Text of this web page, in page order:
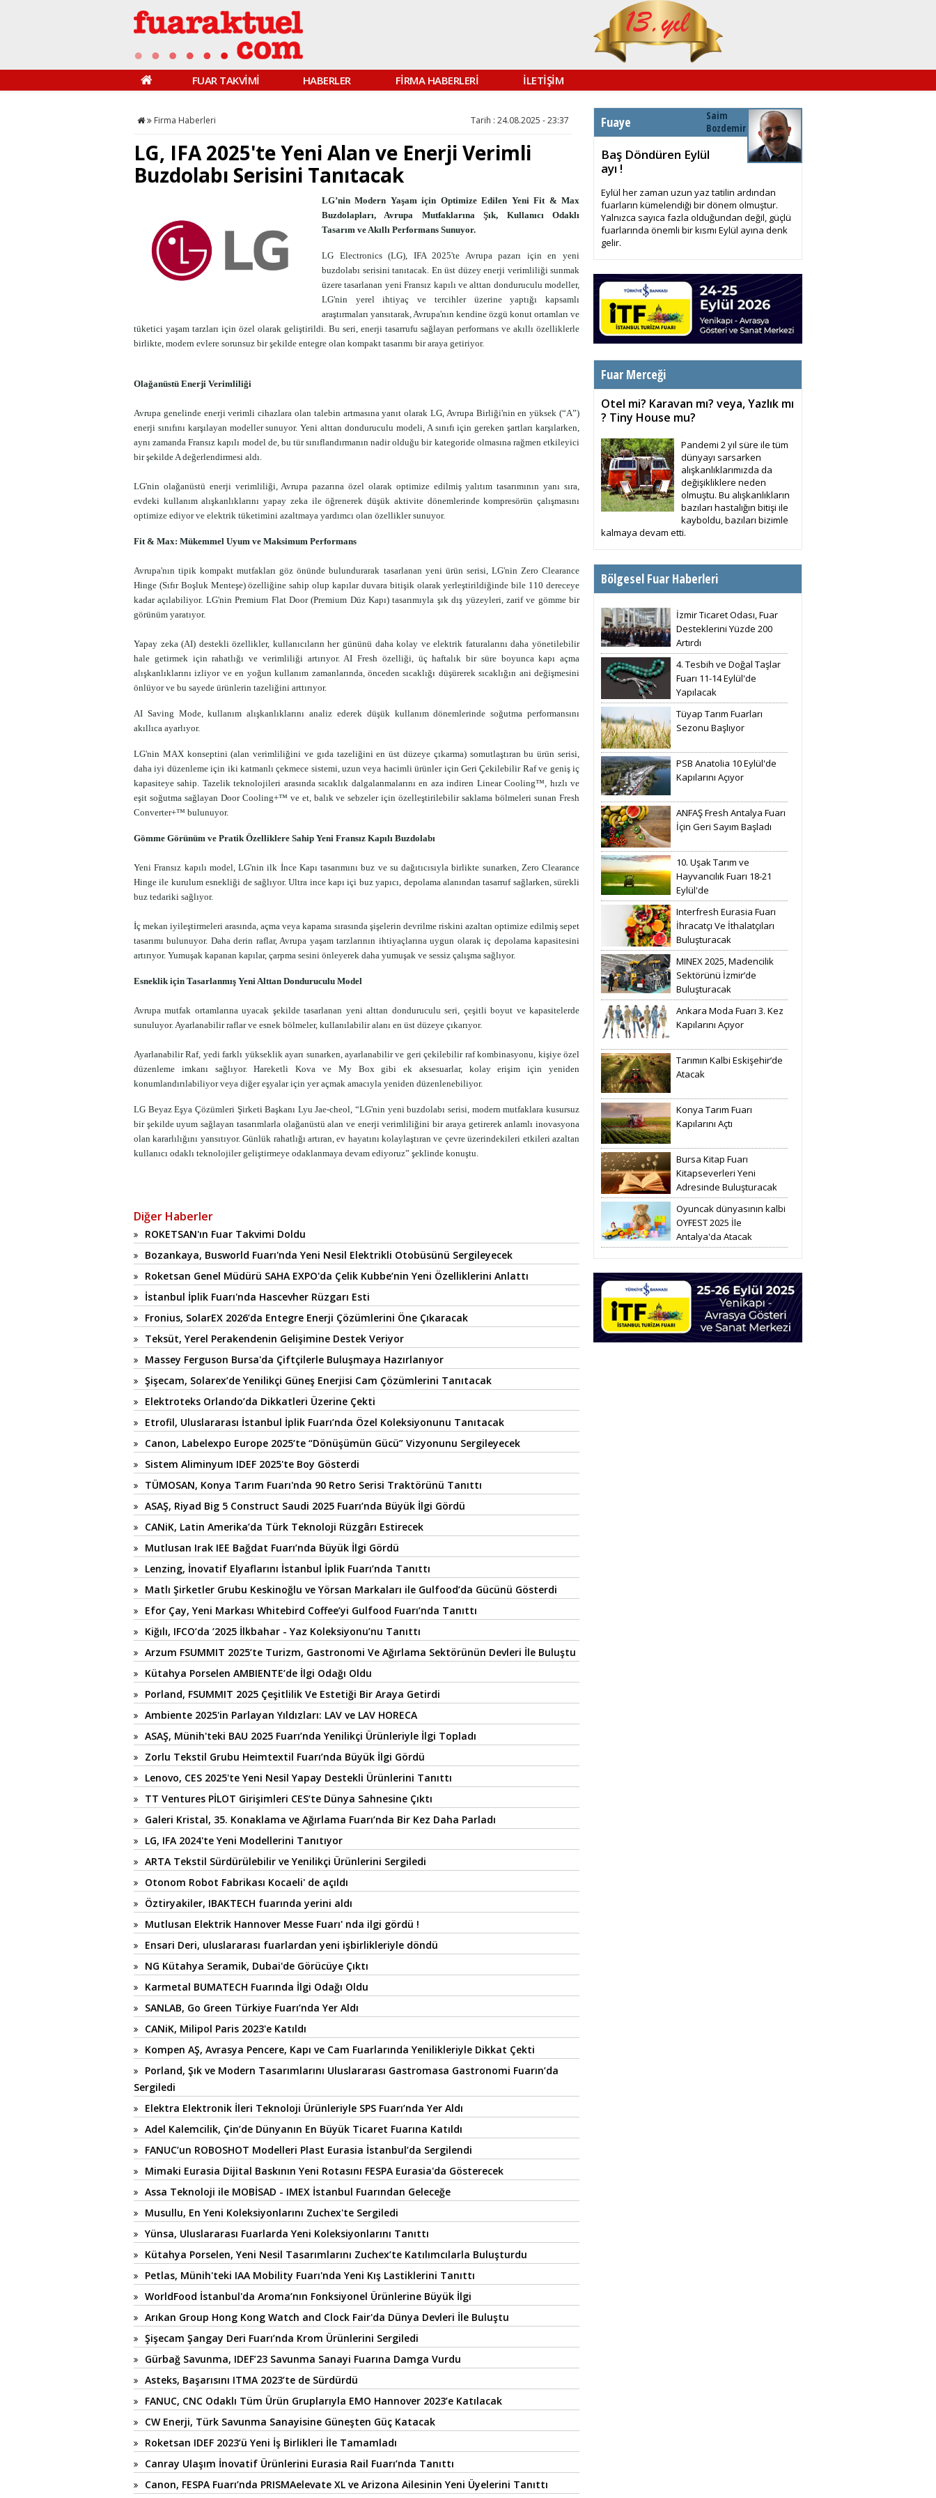
FUAR TAKVİMİ HABERLER FİRMA HABERLERİ İLETİŞİM
Firma Haberleri Tarih : 24.08.2025 - 23:37
LG, IFA 2025'te Yeni Alan ve Enerji Verimli
Buzdolabı Serisini Tanıtacak
LG’nin Modern Yaşam için Optimize Edilen Yeni Fit & Max
Buzdolapları, Avrupa Mutfaklarına Şık, Kullanıcı Odaklı
Tasarım ve Akıllı Performans Sunuyor.
LG Electronics (LG), IFA 2025'te Avrupa pazarı için en yeni
buzdolabı serisini tanıtacak. En üst düzey enerji verimliliği sunmak
üzere tasarlanan yeni Fransız kapılı ve alttan donduruculu modeller,
LG'nin yerel ihtiyaç ve tercihler üzerine yaptığı kapsamlı
araştırmaları yansıtarak, Avrupa'nın kendine özgü konut ortamları ve
tüketici yaşam tarzları için özel olarak geliştirildi. Bu seri, enerji tasarrufu sağlayan performans ve akıllı özelliklerle
birlikte, modern evlere sorunsuz bir şekilde entegre olan kompakt tasarımı bir araya getiriyor.
Olağanüstü Enerji Verimliliği
Avrupa genelinde enerji verimli cihazlara olan talebin artmasına yanıt olarak LG, Avrupa Birliği'nin en yüksek (“A”)
enerji sınıfını karşılayan modeller sunuyor. Yeni alttan donduruculu modeli, A sınıfı için gereken şartları karşılarken,
aynı zamanda Fransız kapılı model de, bu tür sınıflandırmanın nadir olduğu bir kategoride olmasına rağmen etkileyici
bir şekilde A değerlendirmesi aldı.
LG'nin olağanüstü enerji verimliliği, Avrupa pazarına özel olarak optimize edilmiş yalıtım tasarımının yanı sıra,
evdeki kullanım alışkanlıklarını yapay zeka ile öğrenerek düşük aktivite dönemlerinde kompresörün çalışmasını
optimize ediyor ve elektrik tüketimini azaltmaya yardımcı olan özellikler sunuyor.
Fit & Max: Mükemmel Uyum ve Maksimum Performans
Avrupa'nın tipik kompakt mutfakları göz önünde bulundurarak tasarlanan yeni ürün serisi, LG'nin Zero Clearance
Hinge (Sıfır Boşluk Menteşe) özelliğine sahip olup kapılar duvara bitişik olarak yerleştirildiğinde bile 110 dereceye
kadar açılabiliyor. LG'nin Premium Flat Door (Premium Düz Kapı) tasarımıyla şık dış yüzeyleri, zarif ve gömme bir
görünüm yaratıyor.
Yapay zeka (AI) destekli özellikler, kullanıcıların her gününü daha kolay ve elektrik faturalarını daha yönetilebilir
hale getirmek için rahatlığı ve verimliliği artırıyor. AI Fresh özelliği, üç haftalık bir süre boyunca kapı açma
alışkanlıklarını izliyor ve en yoğun kullanım zamanlarında, önceden sıcaklığı düşürerek sıcaklığın ani değişmesini
önlüyor ve bu sayede ürünlerin tazeliğini arttırıyor.
AI Saving Mode, kullanım alışkanlıklarını analiz ederek düşük kullanım dönemlerinde soğutma performansını
akıllıca ayarlıyor.
LG'nin MAX konseptini (alan verimliliğini ve gıda tazeliğini en üst düzeye çıkarma) somutlaştıran bu ürün serisi,
daha iyi düzenleme için iki katmanlı çekmece sistemi, uzun veya hacimli ürünler için Geri Çekilebilir Raf ve geniş iç
kapasiteye sahip. Tazelik teknolojileri arasında sıcaklık dalgalanmalarını en aza indiren Linear Cooling™, hızlı ve
eşit soğutma sağlayan Door Cooling+™ ve et, balık ve sebzeler için özelleştirilebilir saklama bölmeleri sunan Fresh
Converter+™ bulunuyor.
Gömme Görünüm ve Pratik Özelliklere Sahip Yeni Fransız Kapılı Buzdolabı
Yeni Fransız kapılı model, LG'nin ilk İnce Kapı tasarımını buz ve su dağıtıcısıyla birlikte sunarken, Zero Clearance
Hinge ile kurulum esnekliği de sağlıyor. Ultra ince kapı içi buz yapıcı, depolama alanından tasarruf sağlarken, sürekli
buz tedariki sağlıyor.
İç mekan iyileştirmeleri arasında, açma veya kapama sırasında şişelerin devrilme riskini azaltan optimize edilmiş sepet
tasarımı bulunuyor. Daha derin raflar, Avrupa yaşam tarzlarının ihtiyaçlarına uygun olarak iç depolama kapasitesini
artırıyor. Yumuşak kapanan kapılar, çarpma sesini önleyerek daha yumuşak ve sessiz çalışma sağlıyor.
Esneklik için Tasarlanmış Yeni Alttan Donduruculu Model
Avrupa mutfak ortamlarına uyacak şekilde tasarlanan yeni alttan donduruculu seri, çeşitli boyut ve kapasitelerde
sunuluyor. Ayarlanabilir raflar ve esnek bölmeler, kullanılabilir alanı en üst düzeye çıkarıyor.
Ayarlanabilir Raf, yedi farklı yükseklik ayarı sunarken, ayarlanabilir ve geri çekilebilir raf kombinasyonu, kişiye özel
düzenleme imkanı sağlıyor. Hareketli Kova ve My Box gibi ek aksesuarlar, kolay erişim için yeniden
konumlandırılabiliyor veya diğer eşyalar için yer açmak amacıyla yeniden düzenlenebiliyor.
LG Beyaz Eşya Çözümleri Şirketi Başkanı Lyu Jae-cheol, “LG'nin yeni buzdolabı serisi, modern mutfaklara kusursuz
bir şekilde uyum sağlayan tasarımlarla olağanüstü alan ve enerji verimliliğini bir araya getirerek anlamlı inovasyona
olan kararlılığını yansıtıyor. Günlük rahatlığı artıran, ev hayatını kolaylaştıran ve çevre üzerindekileri etkileri azaltan
kullanıcı odaklı teknolojiler geliştirmeye odaklanmaya devam ediyoruz” şeklinde konuştu.
Diğer Haberler
ROKETSAN'ın Fuar Takvimi Doldu
Bozankaya, Busworld Fuarı'nda Yeni Nesil Elektrikli Otobüsünü Sergileyecek
Roketsan Genel Müdürü SAHA EXPO'da Çelik Kubbe’nin Yeni Özelliklerini Anlattı
İstanbul İplik Fuarı'nda Hascevher Rüzgarı Esti
Fronius, SolarEX 2026’da Entegre Enerji Çözümlerini Öne Çıkaracak
Teksüt, Yerel Perakendenin Gelişimine Destek Veriyor
Massey Ferguson Bursa'da Çiftçilerle Buluşmaya Hazırlanıyor
Şişecam, Solarex’de Yenilikçi Güneş Enerjisi Cam Çözümlerini Tanıtacak
Elektroteks Orlando’da Dikkatleri Üzerine Çekti
Etrofil, Uluslararası İstanbul İplik Fuarı’nda Özel Koleksiyonunu Tanıtacak
Canon, Labelexpo Europe 2025’te “Dönüşümün Gücü” Vizyonunu Sergileyecek
Sistem Aliminyum IDEF 2025'te Boy Gösterdi
TÜMOSAN, Konya Tarım Fuarı'nda 90 Retro Serisi Traktörünü Tanıttı
ASAŞ, Riyad Big 5 Construct Saudi 2025 Fuarı’nda Büyük İlgi Gördü
CANiK, Latin Amerika’da Türk Teknoloji Rüzgârı Estirecek
Mutlusan Irak IEE Bağdat Fuarı’nda Büyük İlgi Gördü
Lenzing, İnovatif Elyaflarını İstanbul İplik Fuarı’nda Tanıttı
Matlı Şirketler Grubu Keskinoğlu ve Yörsan Markaları ile Gulfood’da Gücünü Gösterdi
Efor Çay, Yeni Markası Whitebird Coffee’yi Gulfood Fuarı’nda Tanıttı
Kiğılı, IFCO’da ’2025 İlkbahar - Yaz Koleksiyonu’nu Tanıttı
Arzum FSUMMIT 2025’te Turizm, Gastronomi Ve Ağırlama Sektörünün Devleri İle Buluştu
Kütahya Porselen AMBIENTE’de İlgi Odağı Oldu
Porland, FSUMMIT 2025 Çeşitlilik Ve Estetiği Bir Araya Getirdi
Ambiente 2025'in Parlayan Yıldızları: LAV ve LAV HORECA
ASAŞ, Münih'teki BAU 2025 Fuarı’nda Yenilikçi Ürünleriyle İlgi Topladı
Zorlu Tekstil Grubu Heimtextil Fuarı’nda Büyük İlgi Gördü
Lenovo, CES 2025'te Yeni Nesil Yapay Destekli Ürünlerini Tanıttı
TT Ventures PİLOT Girişimleri CES’te Dünya Sahnesine Çıktı
Galeri Kristal, 35. Konaklama ve Ağırlama Fuarı’nda Bir Kez Daha Parladı
LG, IFA 2024'te Yeni Modellerini Tanıtıyor
ARTA Tekstil Sürdürülebilir ve Yenilikçi Ürünlerini Sergiledi
Otonom Robot Fabrikası Kocaeli' de açıldı
Öztiryakiler, IBAKTECH fuarında yerini aldı
Mutlusan Elektrik Hannover Messe Fuarı' nda ilgi gördü !
Ensari Deri, uluslararası fuarlardan yeni işbirlikleriyle döndü
NG Kütahya Seramik, Dubai'de Görücüye Çıktı
Karmetal BUMATECH Fuarında İlgi Odağı Oldu
SANLAB, Go Green Türkiye Fuarı’nda Yer Aldı
CANiK, Milipol Paris 2023'e Katıldı
Kompen AŞ, Avrasya Pencere, Kapı ve Cam Fuarlarında Yenilikleriyle Dikkat Çekti
Porland, Şık ve Modern Tasarımlarını Uluslararası Gastromasa Gastronomi Fuarın’da
Sergiledi
Elektra Elektronik İleri Teknoloji Ürünleriyle SPS Fuarı’nda Yer Aldı
Adel Kalemcilik, Çin’de Dünyanın En Büyük Ticaret Fuarına Katıldı
FANUC’un ROBOSHOT Modelleri Plast Eurasia İstanbul’da Sergilendi
Mimaki Eurasia Dijital Baskının Yeni Rotasını FESPA Eurasia'da Gösterecek
Assa Teknoloji ile MOBİSAD - IMEX İstanbul Fuarından Geleceğe
Musullu, En Yeni Koleksiyonlarını Zuchex'te Sergiledi
Yünsa, Uluslararası Fuarlarda Yeni Koleksiyonlarını Tanıttı
Kütahya Porselen, Yeni Nesil Tasarımlarını Zuchex’te Katılımcılarla Buluşturdu
Petlas, Münih'teki IAA Mobility Fuarı'nda Yeni Kış Lastiklerini Tanıttı
WorldFood İstanbul'da Aroma’nın Fonksiyonel Ürünlerine Büyük İlgi
Arıkan Group Hong Kong Watch and Clock Fair'da Dünya Devleri İle Buluştu
Şişecam Şangay Deri Fuarı’nda Krom Ürünlerini Sergiledi
Gürbağ Savunma, IDEF’23 Savunma Sanayi Fuarına Damga Vurdu
Asteks, Başarısını ITMA 2023’te de Sürdürdü
FANUC, CNC Odaklı Tüm Ürün Gruplarıyla EMO Hannover 2023’e Katılacak
CW Enerji, Türk Savunma Sanayisine Güneşten Güç Katacak
Roketsan IDEF 2023’ü Yeni İş Birlikleri İle Tamamladı
Canray Ulaşım İnovatif Ürünlerini Eurasia Rail Fuarı’nda Tanıttı
Canon, FESPA Fuarı’nda PRISMAelevate XL ve Arizona Ailesinin Yeni Üyelerini Tanıttı
Fuaye
Saim
Bozdemir
Baş Döndüren Eylül
ayı !
Eylül her zaman uzun yaz tatilin ardından
fuarların kümelendiği bir dönem olmuştur.
Yalnızca sayıca fazla olduğundan değil, güçlü
fuarlarında önemli bir kısmı Eylül ayına denk
gelir.
Fuar Merceği
Otel mi? Karavan mı? veya, Yazlık mı
? Tiny House mu?
Pandemi 2 yıl süre ile tüm
dünyayı sarsarken
alışkanlıklarımızda da
değişikliklere neden
olmuştu. Bu alışkanlıkların
bazıları hastalığın bitişi ile
kayboldu, bazıları bizimle
kalmaya devam etti.
Bölgesel Fuar Haberleri
İzmir Ticaret Odası, Fuar
Desteklerini Yüzde 200
Artırdı
4. Tesbih ve Doğal Taşlar
Fuarı 11-14 Eylül'de
Yapılacak
Tüyap Tarım Fuarları
Sezonu Başlıyor
PSB Anatolia 10 Eylül'de
Kapılarını Açıyor
ANFAŞ Fresh Antalya Fuarı
İçin Geri Sayım Başladı
10. Uşak Tarım ve
Hayvancılık Fuarı 18-21
Eylül'de
Interfresh Eurasia Fuarı
İhracatçı Ve İthalatçıları
Buluşturacak
MINEX 2025, Madencilik
Sektörünü İzmir’de
Buluşturacak
Ankara Moda Fuarı 3. Kez
Kapılarını Açıyor
Tarımın Kalbi Eskişehir’de
Atacak
Konya Tarım Fuarı
Kapılarını Açtı
Bursa Kitap Fuarı
Kitapseverleri Yeni
Adresinde Buluşturacak
Oyuncak dünyasının kalbi
OYFEST 2025 İle
Antalya'da Atacak